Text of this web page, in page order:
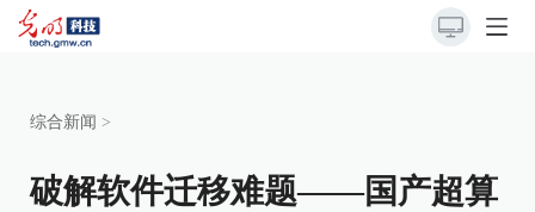
综合新闻 >
破解软件迁移难题——国产超算